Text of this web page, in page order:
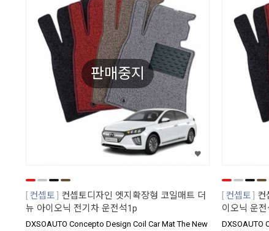
판매중지
컨셉토
컨셉토디자인 엣지확장형 코일매트 더
뉴 아이오닉 전기차 운전석1p
DXSOAUTO Concepto Design Coil Car Mat The New
컨셉토
컨
이오닉 운
DXSOAUTO